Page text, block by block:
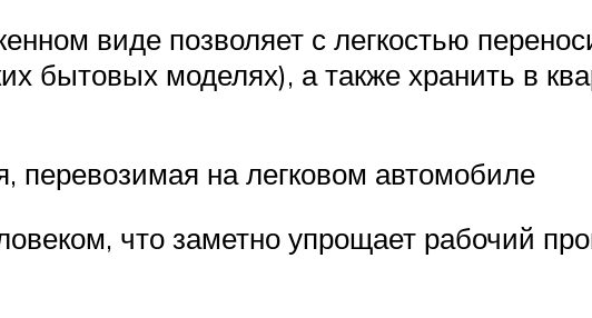
виде позволяет с легкостью
бытовых моделях), а также хранить в
перевозимая на легковом автомобиле
что заметно упрощает рабочий